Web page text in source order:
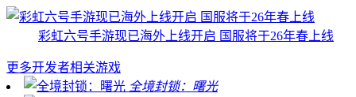
彩虹六号手游现已海外上线开启 国服将于26年春上线
更多开发者相关游戏
全境封锁：曙光